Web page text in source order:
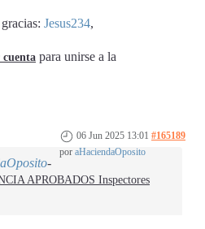
Jesus234,
cuenta para unirse a la
06 Jun 2025 13:01 #165189
por aHaciendaOposito
APROBADOS Inspectores